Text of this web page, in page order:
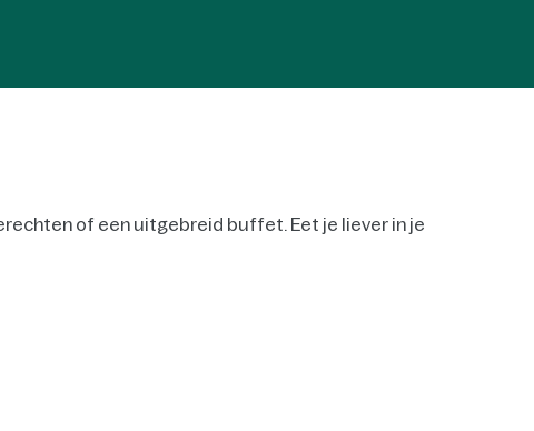
of een uitgebreid buffet. Eet je liever in je